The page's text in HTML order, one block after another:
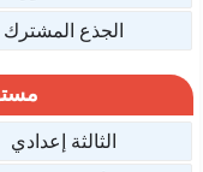
الجذع المشترك
الثالثة إعدادي